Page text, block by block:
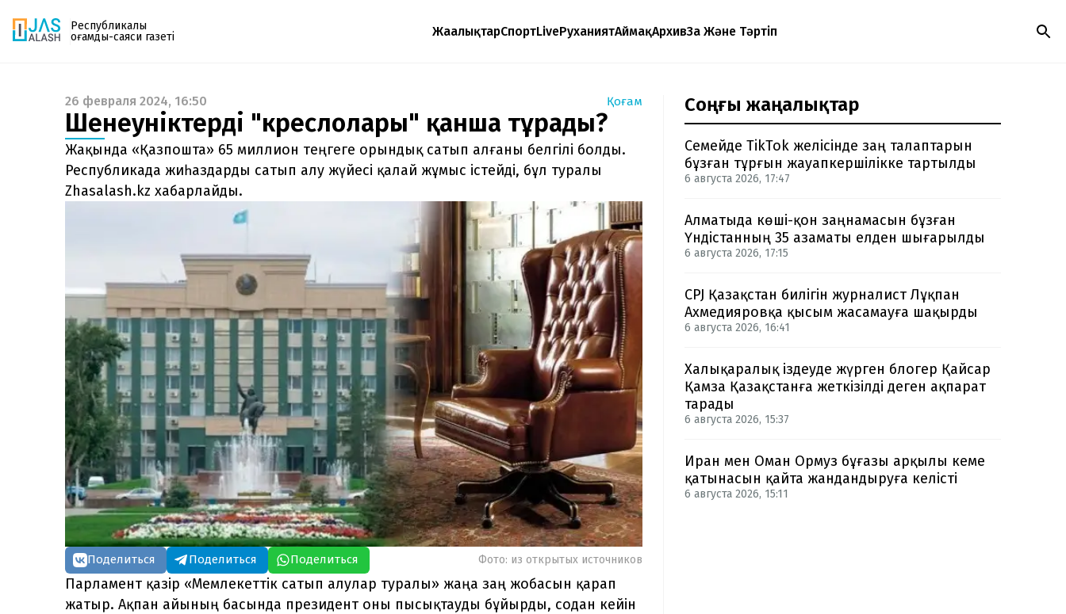
Республикалық
қоғамдық-саяси газеті
ЖаңалықтарСпортLiveРуханиятАймақАрхивЗаң Және Тәртіп
Газетке жазылу
PDF форматтағы газетті ай сайын электронды
поштаңызға алып отырыңыз. Жаңа нөмір
шыққан сәтте сізге бірден жіберіледі. Тек email
енгізіңіз, біз қалғанын өзіміз жібереміз.
26 февраля 2024, 16:50 Қоғам
Шенеуніктердің "креслолары" қанша тұрады?
Жақында «Қазпошта» 65 миллион теңгеге орындық сатып алғаны белгілі болды.
Республикада жиһаздарды сатып алу жүйесі қалай жұмыс істейді, бұл туралы
Zhasalash.kz хабарлайды.
Поделиться Поделиться Поделиться Фото: из открытых источников
Парламент қазір «Мемлекеттік сатып алулар туралы» жаңа заң жобасын қарап
жатыр. Ақпан айының басында президент оны пысықтауды бұйырды, содан кейін
Соңғы жаңалықтар
Семейде TikTok желісінде заң талаптарын
бұзған тұрғын жауапкершілікке тартылды
6 августа 2026, 17:47
Алматыда көші-қон заңнамасын бұзған
Үндістанның 35 азаматы елден шығарылды
6 августа 2026, 17:15
CPJ Қазақстан билігін журналист Лұқпан
Ахмедияровқа қысым жасамауға шақырды
6 августа 2026, 16:41
Халықаралық іздеуде жүрген блогер Қайсар
Қамза Қазақстанға жеткізілді деген ақпарат
тарады
6 августа 2026, 15:37
Иран мен Оман Ормуз бұғазы арқылы кеме
қатынасын қайта жандандыруға келісті
6 августа 2026, 15:11